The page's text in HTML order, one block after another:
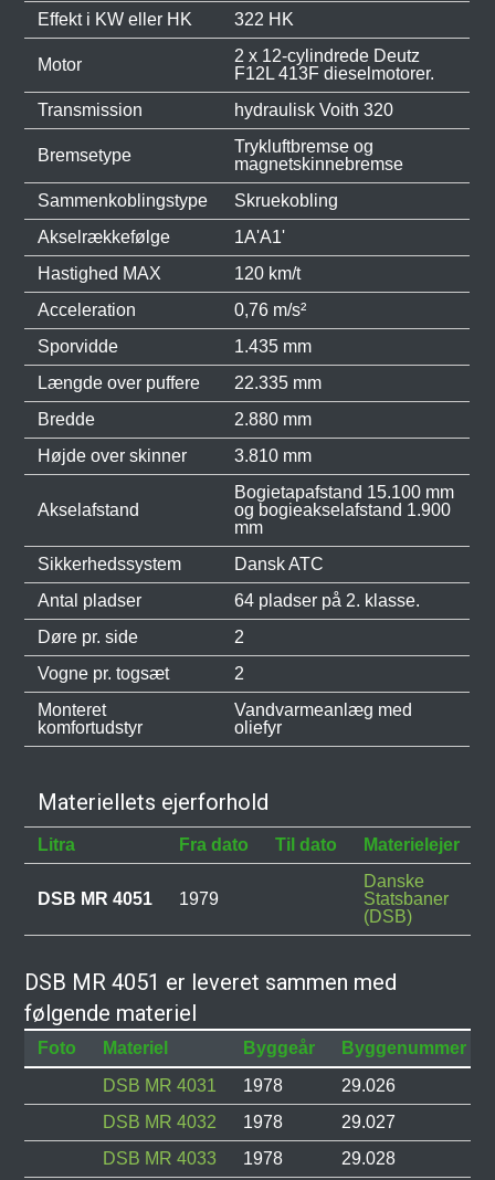
Effekt i KW eller HK
322 HK
Motor
2 x 12-cylindrede Deutz
F12L 413F dieselmotorer.
Transmission
hydraulisk Voith 320
Bremsetype
Trykluftbremse og
magnetskinnebremse
Sammenkoblingstype
Skruekobling
Akselrækkefølge
1A'A1'
Hastighed MAX
120 km/t
Acceleration
0,76 m/s²
Sporvidde
1.435 mm
Længde over puffere
22.335 mm
Bredde
2.880 mm
Højde over skinner
3.810 mm
Akselafstand
Bogietapafstand 15.100 mm
og bogieakselafstand 1.900
mm
Sikkerhedssystem
Dansk ATC
Antal pladser
64 pladser på 2. klasse.
Døre pr. side
2
Vogne pr. togsæt
2
Monteret
komfortudstyr
Vandvarmeanlæg med
oliefyr
Materiellets ejerforhold
Litra Fra dato Til dato Materielejer
DSB MR 4051 1979
Danske
Statsbaner
(DSB)
DSB MR 4051 er leveret sammen med
følgende materiel
Foto Materiel Byggeår Byggenummer
DSB MR 4031
1978
29.026
DSB MR 4032
1978
29.027
DSB MR 4033
1978 29.028